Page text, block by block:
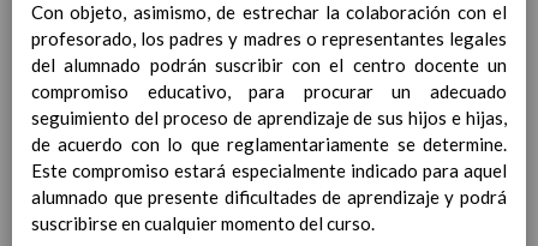
las competencias clave
ConcreciÃ³n curricular
para la etapa. Perfiles de
Ã¡rea y de
competencias
En revisiÃ³n
Ãrea de Ciencias de la
Naturaleza
Objetivos del Ã¡rea
ContribuciÃ³n del Ã¡rea a
Con objeto, asimismo, de estrechar la colaboración con el
profesorado, los padres y madres o representantes legales
del alumnado podrán suscribir con el centro docente un
compromiso educativo, para procurar un adecuado
seguimiento del proceso de aprendizaje de sus hijos e hijas,
de acuerdo con lo que reglamentariamente se determine.
Este compromiso estará especialmente indicado para aquel
alumnado que presente dificultades de aprendizaje y podrá
suscribirse en cualquier momento del curso.